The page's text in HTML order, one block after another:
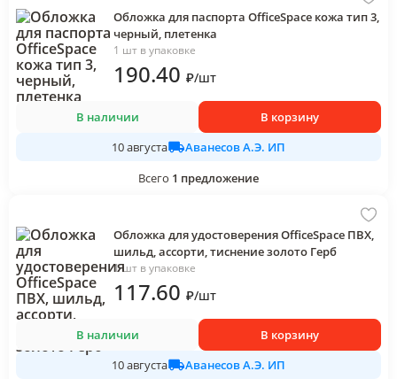
Обложка для паспорта OfficeSpace кожа тип 3,
черный, плетенка
1 шт в упаковке
190.40 ₽/шт
В наличии
В корзину
10 августа
Аванесов А.Э. ИП
Всего 1 предложение
Обложка для удостоверения OfficeSpace ПВХ,
шильд, ассорти, тиснение золото Герб
1 шт в упаковке
117.60 ₽/шт
В наличии
В корзину
10 августа
Аванесов А.Э. ИП